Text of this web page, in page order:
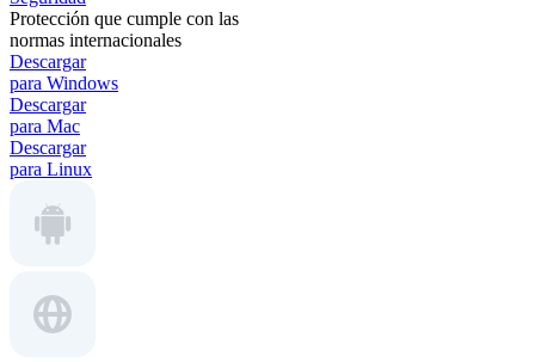
Protección que cumple con las
normas internacionales
Descargar
para Windows
Descargar
para Mac
Descargar
para Linux